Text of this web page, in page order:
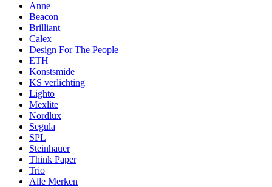
Anne
Beacon
Brilliant
Calex
Design For The People
ETH
Konstsmide
KS verlichting
Lighto
Mexlite
Nordlux
Segula
SPL
Steinhauer
Think Paper
Trio
Alle Merken